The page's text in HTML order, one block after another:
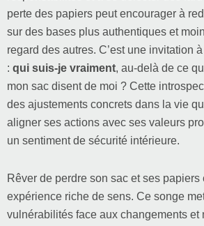
perte des papiers peut encourager à
sur des bases plus authentiques et
regard des autres. C’est une invitation
: qui suis-je vraiment, au-delà de ce
mon sac disent de moi ? Cette
des ajustements concrets dans la vie
aligner ses actions avec ses valeurs
un sentiment de sécurité intérieure.
Rêver de perdre son sac et ses papiers
expérience riche de sens. Ce songe
vulnérabilités face aux changements et